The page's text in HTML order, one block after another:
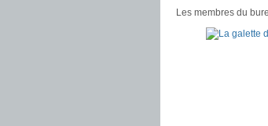
Les membres du